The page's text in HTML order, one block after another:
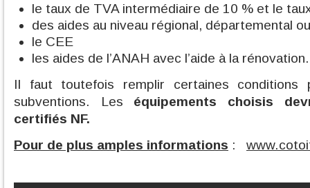
le taux de TVA intermédiaire de 10 % et le
des aides au niveau régional, départemental
le CEE
les aides de l’ANAH avec l’aide à la rénovation.
Il faut toutefois remplir certaines conditions
subventions. Les équipements choisis
certifiés NF.
Pour de plus amples informations :